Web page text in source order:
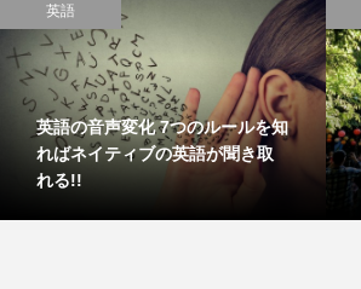
英語
英語の音声変化 7つのルールを知
ればネイティブの英語が聞き取
れる!!